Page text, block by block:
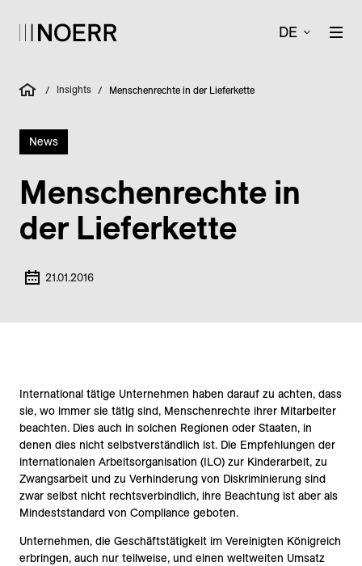
DE
/ Insights / Menschenrechte in der Lieferkette
News
Menschen­rechte in
der Liefer­kette
21.01.2016
International tätige Unternehmen haben darauf zu achten, dass
sie, wo immer sie tätig sind, Menschenrechte ihrer Mitarbeiter
beachten. Dies auch in solchen Regionen oder Staaten, in
denen dies nicht selbstverständlich ist. Die Empfehlungen der
internationalen Arbeitsorganisation (ILO) zur Kinderarbeit, zu
Zwangsarbeit und zu Verhinderung von Diskriminierung sind
zwar selbst nicht rechtsverbindlich, ihre Beachtung ist aber als
Mindeststandard von Compliance geboten.
Unternehmen, die Geschäftstätigkeit im Vereinigten Königreich
erbringen, auch nur teilweise, und einen weltweiten Umsatz